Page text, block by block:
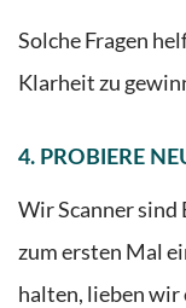
Solche Fragen
Klarheit zu
4. PROBIERE
Wir Scanner sind
zum ersten Mal
halten, lieben wir